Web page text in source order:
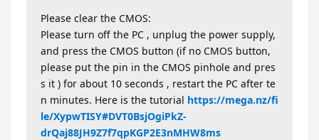
Please clear the CMOS:
Please turn off the PC , unplug the power supply,
and press the CMOS button (if no CMOS button,
please put the pin in the CMOS pinhole and pres
s it ) for about 10 seconds , restart the PC after te
n minutes. Here is the tutorial https://mega.nz/fi
le/XypwTISY#DVT0BsjOgiPkZ-
drQaj88JH9Z7f7qpKGP2E3nMHW8ms